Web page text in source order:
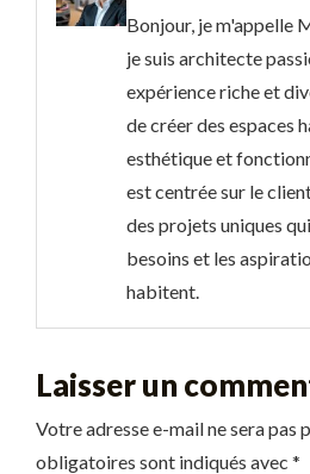
Bonjour, je m'appelle
je suis architecte
expérience riche et
de créer des espaces
esthétique et
est centrée sur le
des projets uniques
besoins et les
habitent.
Laisser un
Votre adresse e-mail ne sera pas
obligatoires sont indiqués avec *